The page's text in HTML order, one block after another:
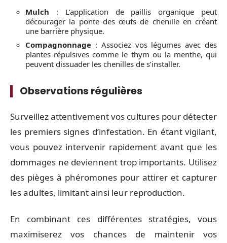
Mulch : L’application de paillis organique peut
décourager la ponte des œufs de chenille en créant
une barrière physique.
Compagnonnage : Associez vos légumes avec des
plantes répulsives comme le thym ou la menthe, qui
peuvent dissuader les chenilles de s’installer.
Observations régulières
Surveillez attentivement vos cultures pour détecter
les premiers signes d’infestation. En étant vigilant,
vous pouvez intervenir rapidement avant que les
dommages ne deviennent trop importants. Utilisez
des pièges à phéromones pour attirer et capturer
les adultes, limitant ainsi leur reproduction.
En combinant ces différentes stratégies, vous
maximiserez vos chances de maintenir vos